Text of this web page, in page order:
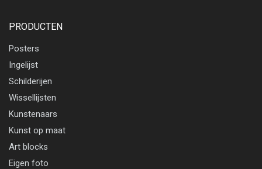
PRODUCTEN
Posters
Ingelijst
Schilderijen
Wissellijsten
Kunstenaars
Kunst op maat
Art blocks
Eigen foto